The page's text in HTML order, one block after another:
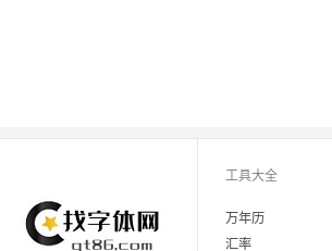
工具大全
万年历
汇率